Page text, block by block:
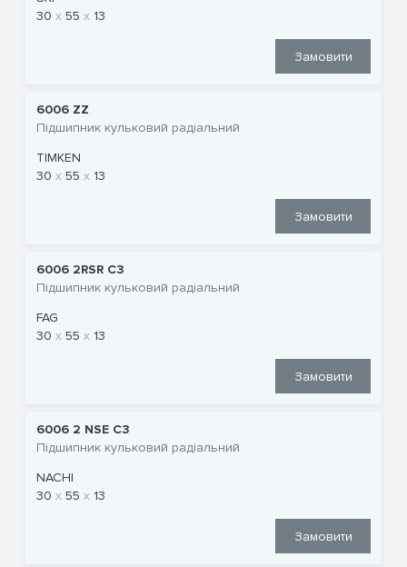
30
55 13
Замовити
6006 ZZ
Підшипник кульковий радіальний
TIMKEN
30
55 13
Замовити
6006 2RSR C3
Підшипник кульковий радіальний
FAG
30
55 13
Замовити
6006 2 NSE C3
Підшипник кульковий радіальний
NACHI
30
55 13
Замовити